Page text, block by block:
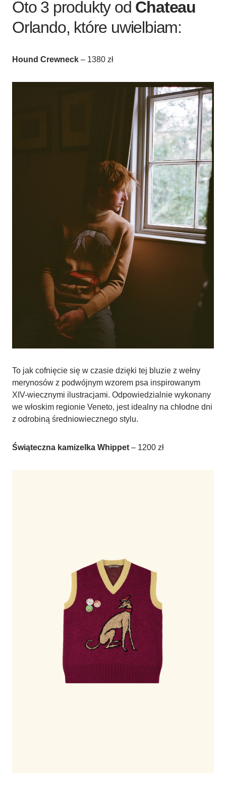
Oto 3 produkty od Chateau
Orlando, które uwielbiam:
Hound Crewneck – 1380 zł
To jak cofnięcie się w czasie dzięki tej bluzie z wełny
merynosów z podwójnym wzorem psa inspirowanym
XIV-wiecznymi ilustracjami. Odpowiedzialnie wykonany
we włoskim regionie Veneto, jest idealny na chłodne dni
z odrobiną średniowiecznego stylu.
Świąteczna kamizelka Whippet – 1200 zł